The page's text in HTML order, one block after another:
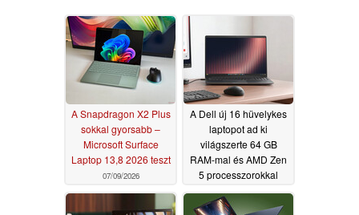
A Snapdragon X2 Plus
sokkal gyorsabb –
Microsoft Surface
Laptop 13,8 2026 teszt
07/09/2026
A Dell új 16 hüvelykes
laptopot ad ki
világszerte 64 GB
RAM-mal és AMD Zen
5 processzorokkal
06/05/2026